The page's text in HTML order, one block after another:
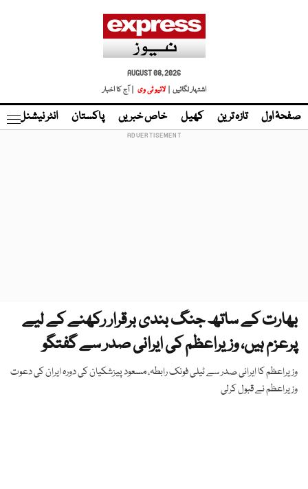
AUGUST 08, 2026
اشتہار لگائیں |
لائیو ٹی وی | آج کا اخبار
صفحۂ اول تازہ ترین کھیل خاص خبریں پاکستان انٹر نیشنل
بھارت کے ساتھ جنگ ​​بندی برقرار رکھنے کے لیے
پرعزم ہیں، وزیراعظم کی ایرانی صدر سے گفتگو
وزیراعظم کا ایرانی صدر سے ٹیلی فونک رابطہ، مسعود پیزشکیان کی دورہ ایران کی دعوت
وزیراعظم نے قبول کرلی